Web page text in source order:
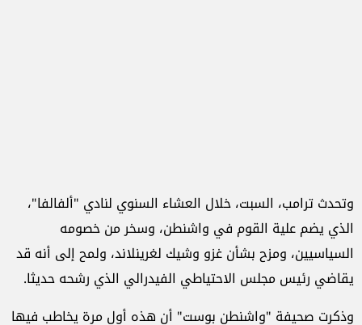
وتحدث ترامب، السبت، خلال العشاء السنوي لنادي "ألفالفا"،
الذي يضم علية القوم في واشنطن، وسخر من خصومه
السياسيين، ومزح بشأن غزو وشيك لغرينلاند، ولمح إلى أنه قد
يقاضي رئيس مجلس الاحتياطي الفيدرالي الذي رشحه حديثا.
وذكرت صحيفة "واشنطن بوست" أن هذه أول مرة يخاطب فيها